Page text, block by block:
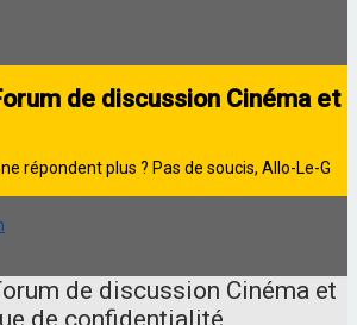
de discussion Cinéma et
répondent plus ? Pas de soucis, Allo-Le-G
de discussion Cinéma et